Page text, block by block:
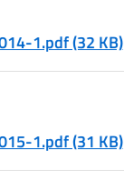
1.pdf (32 KB)
1.pdf (31 KB)